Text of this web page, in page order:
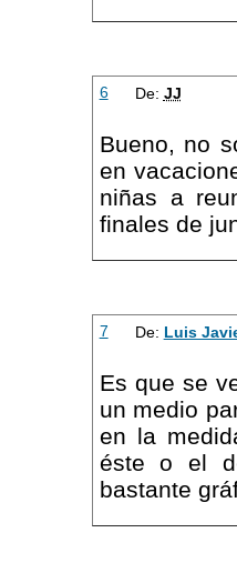
6 De: JJ
Bueno, no
en
niñas a
finales de
7 De: Luis
Es que se
un medio
en la
éste o el
bastante